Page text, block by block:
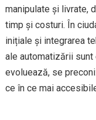
manipulate și livrate,
timp și costuri. În
inițiale și integrarea
ale automatizării
evoluează, se
ce în ce mai